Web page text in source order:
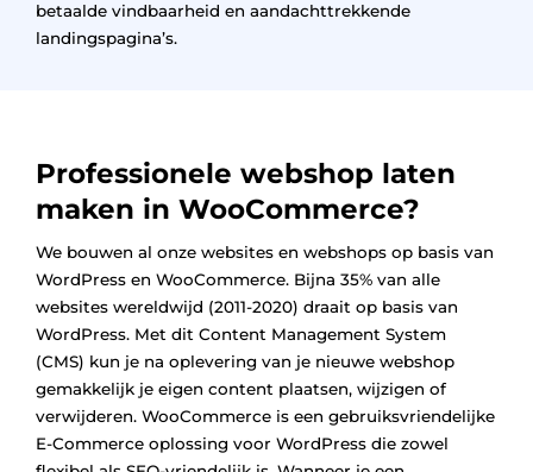
betaalde vindbaarheid en aandachttrekkende
landingspagina’s.
Professionele webshop laten
maken in WooCommerce?
We bouwen al onze websites en webshops op basis van
WordPress en WooCommerce. Bijna 35% van alle
websites wereldwijd (2011-2020) draait op basis van
WordPress. Met dit Content Management System
(CMS) kun je na oplevering van je nieuwe webshop
gemakkelijk je eigen content plaatsen, wijzigen of
verwijderen. WooCommerce is een gebruiksvriendelijke
E-Commerce oplossing voor WordPress die zowel